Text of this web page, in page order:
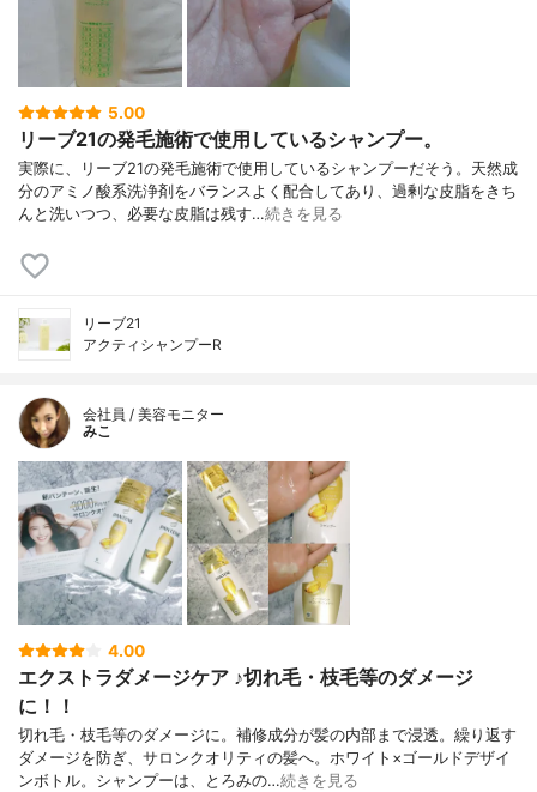
5.00
リーブ21の発毛施術で使用しているシャンプー。
実際に、リーブ21の発毛施術で使用しているシャンプーだそう。天然成
分のアミノ酸系洗浄剤をバランスよく配合してあり、過剰な皮脂をきち
んと洗いつつ、必要な皮脂は残す…続きを見る
リーブ21
アクティシャンプーR
会社員 / 美容モニター
みこ
4.00
エクストラダメージケア ♪切れ毛・枝毛等のダメージ
に！！
切れ毛・枝毛等のダメージに。補修成分が髪の内部まで浸透。繰り返す
ダメージを防ぎ、サロンクオリティの髪へ。ホワイト×ゴールドデザイ
ンボトル。シャンプーは、とろみの…続きを見る